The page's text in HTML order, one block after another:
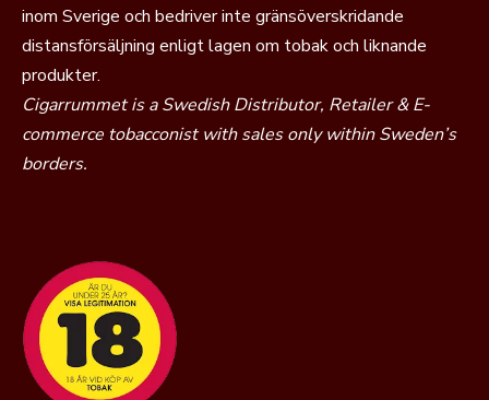
inom Sverige och bedriver inte gränsöverskridande
distansförsäljning enligt lagen om tobak och liknande
produkter.
Cigarrummet is a Swedish Distributor, Retailer & E-
commerce tobacconist with sales only within Sweden’s
borders.